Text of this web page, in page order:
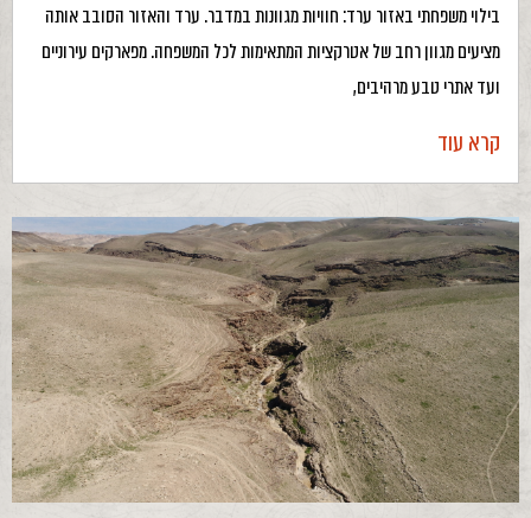
בילוי משפחתי באזור ערד: חוויות מגוונות במדבר. ערד והאזור הסובב אותה
מציעים מגוון רחב של אטרקציות המתאימות לכל המשפחה. מפארקים עירוניים
ועד אתרי טבע מרהיבים,
קרא עוד